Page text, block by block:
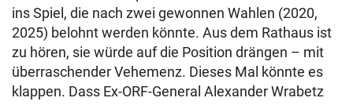
ins Spiel, die nach zwei gewonnen Wahlen (2020,
2025) belohnt werden könnte. Aus dem Rathaus ist
zu hören, sie würde auf die Position drängen – mit
überraschender Vehemenz. Dieses Mal könnte es
klappen. Dass Ex-ORF-General Alexander Wrabetz